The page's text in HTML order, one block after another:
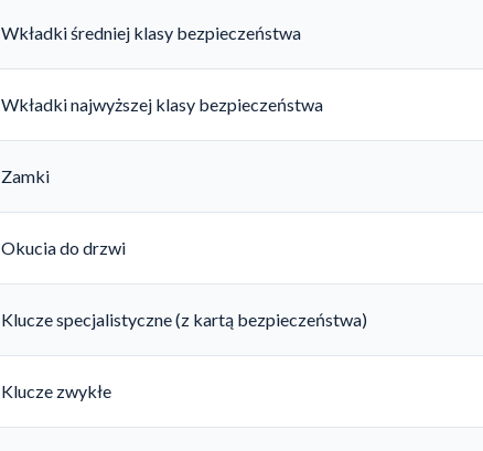
Wkładki średniej klasy bezpieczeństwa
Wkładki najwyższej klasy bezpieczeństwa
Zamki
Okucia do drzwi
Klucze specjalistyczne (z kartą bezpieczeństwa)
Klucze zwykłe